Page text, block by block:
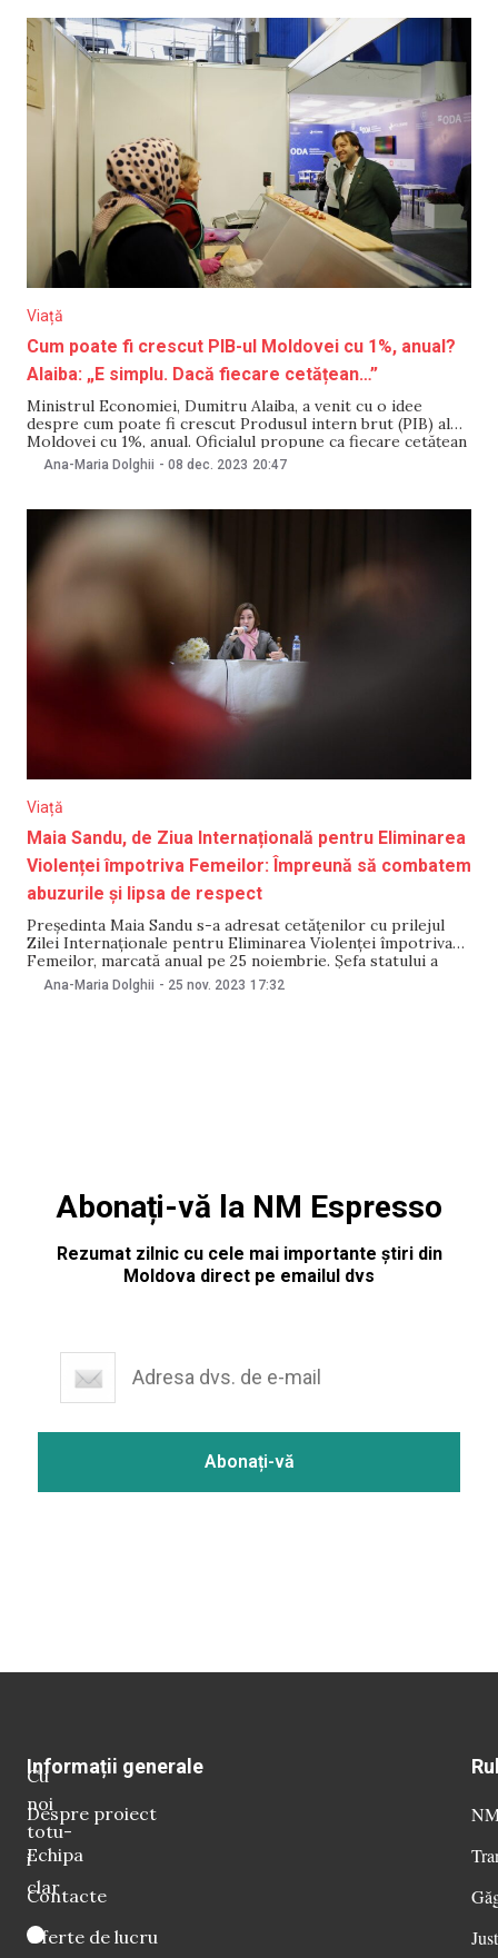
Viață
Cum poate fi crescut PIB-ul Moldovei cu 1%, anual?
Alaiba: „E simplu. Dacă fiecare cetățean…”
Ministrul Economiei, Dumitru Alaiba, a venit cu o idee
despre cum poate fi crescut Produsul intern brut (PIB) al
Moldovei cu 1%, anual. Oficialul propune ca fiecare cetățean
să cheltuiască 200 de lei, lunar, pentru produse
moldovenești în locul celor importate. „Plus 6 miliarde de
Ana-Maria Dolghii - 08 dec. 2023 20:47
Viață
Maia Sandu, de Ziua Internațională pentru Eliminarea
Violenței împotriva Femeilor: Împreună să combatem
abuzurile și lipsa de respect
Președinta Maia Sandu s-a adresat cetățenilor cu prilejul
Zilei Internaționale pentru Eliminarea Violenței împotriva
Femeilor, marcată anual pe 25 noiembrie. Șefa statului a
îndemnat moldovenii să combată împreună cu autoritățile
țării violența împotriva femeilor, abuzurile, lipsa de respect
Ana-Maria Dolghii - 25 nov. 2023 17:32
Abonați-vă la NM Espresso
Rezumat zilnic cu cele mai importante știri din
Moldova direct pe emailul dvs
Cu
noi
totu-
i
clar
Informații generale
Despre proiect
Echipa
Contacte
Oferte de lucru